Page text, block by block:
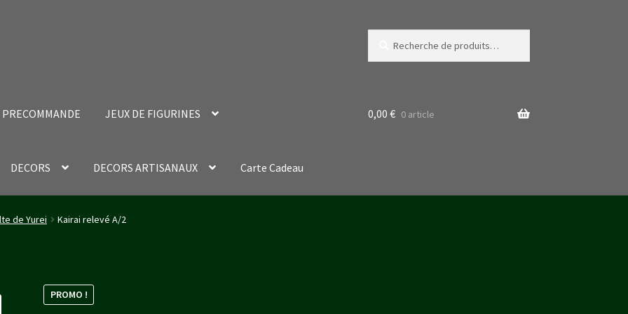
PRECOMMANDE JEUX DE FIGURINES
DECORS DECORS ARTISANAUX Carte Cadeau
Success Page Validation de la commande
0,00 € 0 article
de Yurei Kairai relevé A/2
PROMO !